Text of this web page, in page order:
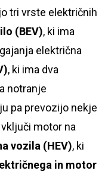
tri vrste električnih
(BEV), ki ima
električna
, ki ima dva
notranje
pa prevozijo nekje
motor na
vozila (HEV), ki
in motor